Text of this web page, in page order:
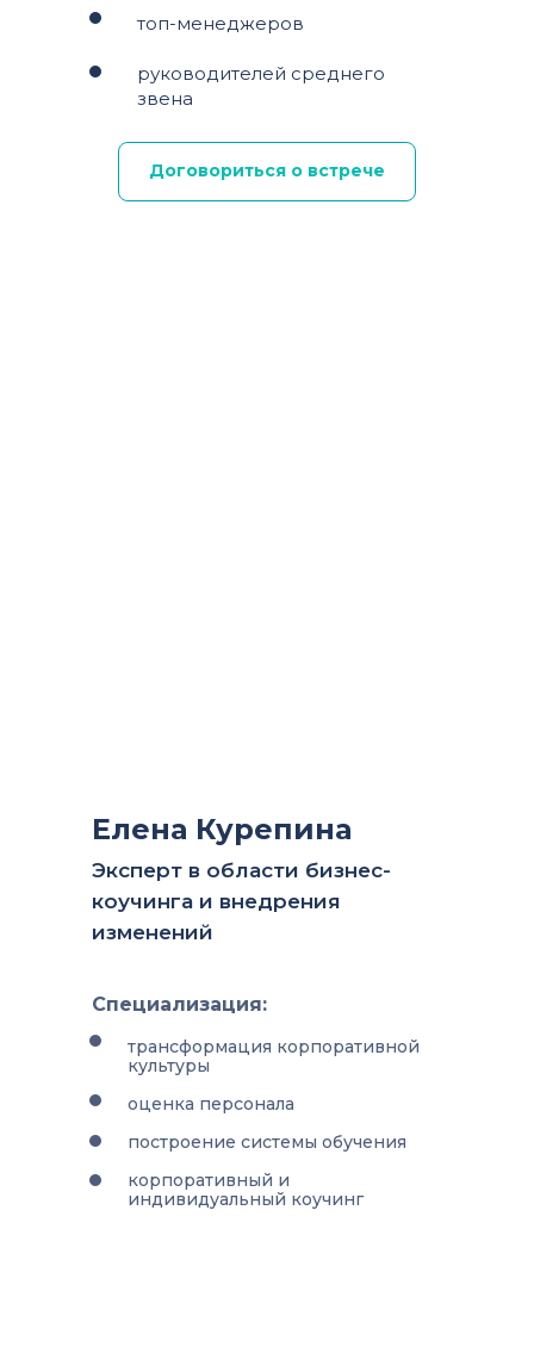
Договориться о встрече
топ-менеджеров
руководителей среднего
звена
Елена Курепина
Эксперт в области бизнес-
коучинга и внедрения
изменений
Специализация:
трансформация корпоративной
культуры
оценка персонала
построение системы обучения
корпоративный и
индивидуальный коучинг